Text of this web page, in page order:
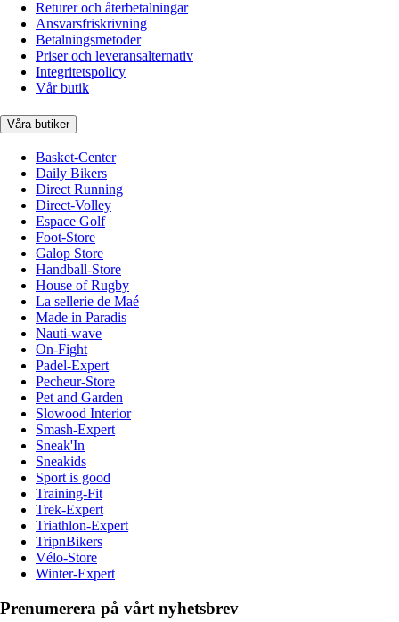
Returer och återbetalningar
Ansvarsfriskrivning
Betalningsmetoder
Priser och leveransalternativ
Integritetspolicy
Vår butik
Våra butiker
Basket-Center
Daily Bikers
Direct Running
Direct-Volley
Espace Golf
Foot-Store
Galop Store
Handball-Store
House of Rugby
La sellerie de Maé
Made in Paradis
Nauti-wave
On-Fight
Padel-Expert
Pecheur-Store
Pet and Garden
Slowood Interior
Smash-Expert
Sneak'In
Sneakids
Sport is good
Training-Fit
Trek-Expert
Triathlon-Expert
TripnBikers
Vélo-Store
Winter-Expert
Prenumerera på vårt nyhetsbrev